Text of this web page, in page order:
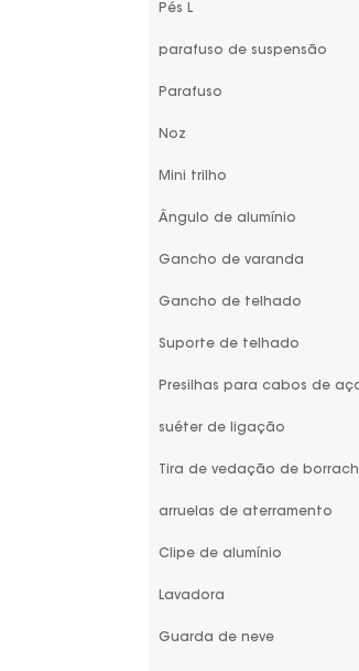
Pés L
parafuso de suspensão
Parafuso
Noz
Mini trilho
Ângulo de alumínio
Gancho de varanda
Gancho de telhado
Suporte de telhado
Presilhas para cabos de
suéter de ligação
Tira de vedação de
arruelas de aterramento
Clipe de alumínio
Lavadora
Guarda de neve